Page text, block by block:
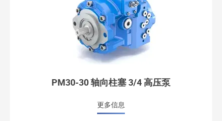
PM30-30 轴向柱塞 3/4 高压泵
更多信息